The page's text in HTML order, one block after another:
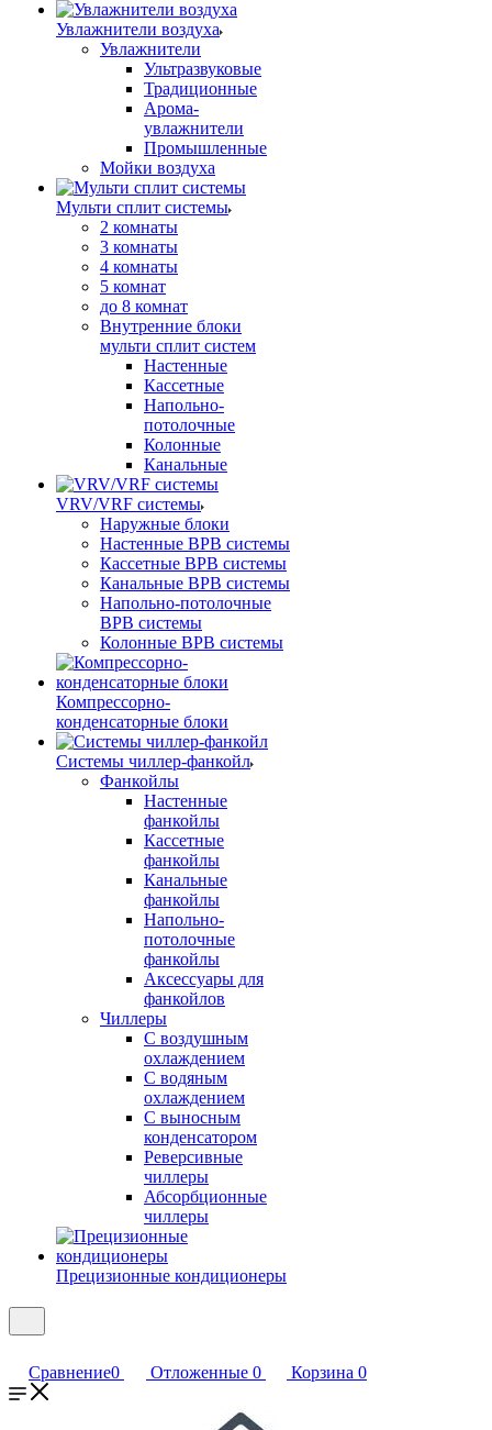
Увлажнители воздуха
Увлажнители
Ультразвуковые
Традиционные
Арома-
увлажнители
Промышленные
Мойки воздуха
Мульти сплит системы
2 комнаты
3 комнаты
4 комнаты
5 комнат
до 8 комнат
Внутренние блоки
мульти сплит систем
Настенные
Кассетные
Напольно-
потолочные
Колонные
Канальные
VRV/VRF системы
Наружные блоки
Настенные ВРВ системы
Кассетные ВРВ системы
Канальные ВРВ системы
Напольно-потолочные
ВРВ системы
Колонные ВРВ системы
Компрессорно-
конденсаторные блоки
Системы чиллер-фанкойл
Фанкойлы
Настенные
фанкойлы
Кассетные
фанкойлы
Канальные
фанкойлы
Напольно-
потолочные
фанкойлы
Аксессуары для
фанкойлов
Чиллеры
С воздушным
охлаждением
С водяным
охлаждением
С выносным
конденсатором
Реверсивные
чиллеры
Абсорбционные
чиллеры
Прецизионные кондиционеры
Сравнение0 Отложенные 0 Корзина 0